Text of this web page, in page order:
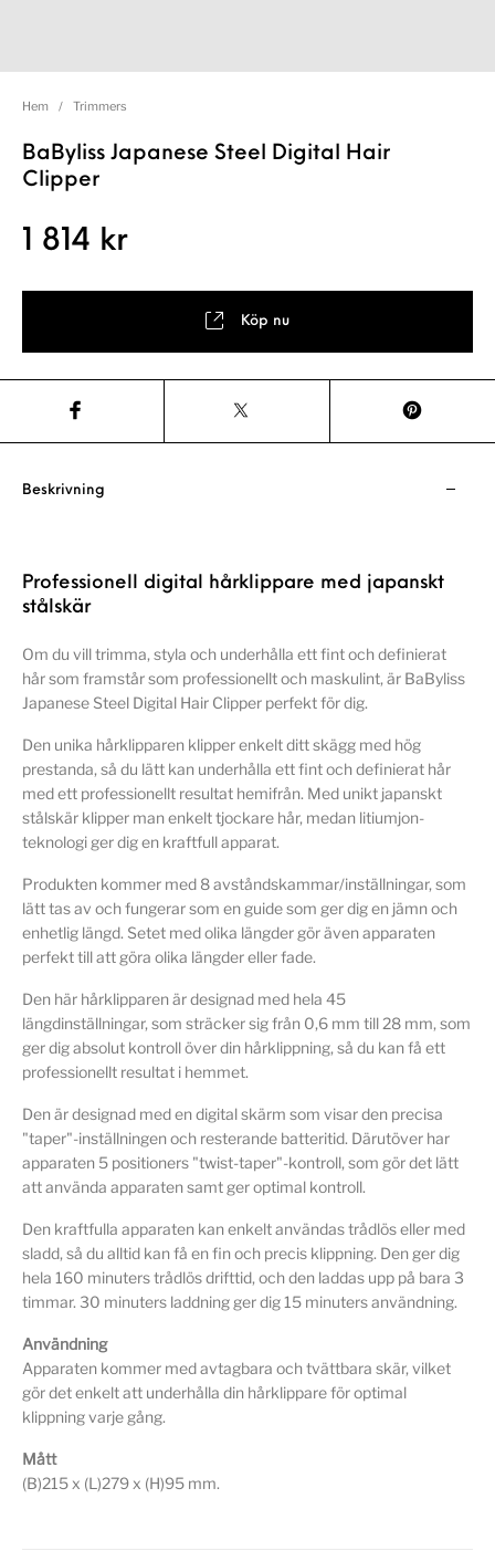
Hem / Trimmers
BaByliss Japanese Steel Digital Hair
Clipper
1 814 kr
Köp nu
Beskrivning
Professionell digital hårklippare med japanskt
stålskär
Om du vill trimma, styla och underhålla ett fint och definierat
hår som framstår som professionellt och maskulint, är BaByliss
Japanese Steel Digital Hair Clipper perfekt för dig.
Den unika hårklipparen klipper enkelt ditt skägg med hög
prestanda, så du lätt kan underhålla ett fint och definierat hår
med ett professionellt resultat hemifrån. Med unikt japanskt
stålskär klipper man enkelt tjockare hår, medan litiumjon-
teknologi ger dig en kraftfull apparat.
Produkten kommer med 8 avståndskammar/inställningar, som
lätt tas av och fungerar som en guide som ger dig en jämn och
enhetlig längd. Setet med olika längder gör även apparaten
perfekt till att göra olika längder eller fade.
Den här hårklipparen är designad med hela 45
längdinställningar, som sträcker sig från 0,6 mm till 28 mm, som
ger dig absolut kontroll över din hårklippning, så du kan få ett
professionellt resultat i hemmet.
Den är designad med en digital skärm som visar den precisa
"taper"-inställningen och resterande batteritid. Därutöver har
apparaten 5 positioners "twist-taper"-kontroll, som gör det lätt
att använda apparaten samt ger optimal kontroll.
Den kraftfulla apparaten kan enkelt användas trådlös eller med
sladd, så du alltid kan få en fin och precis klippning. Den ger dig
hela 160 minuters trådlös drifttid, och den laddas upp på bara 3
timmar. 30 minuters laddning ger dig 15 minuters användning.
Användning
Apparaten kommer med avtagbara och tvättbara skär, vilket
gör det enkelt att underhålla din hårklippare för optimal
klippning varje gång.
Mått
(B)215 x (L)279 x (H)95 mm.